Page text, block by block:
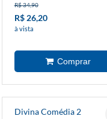
R$ 34,90
R$ 26,20
à vista
Divina Comédia 2